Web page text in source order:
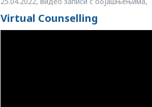
Virtual Counselling